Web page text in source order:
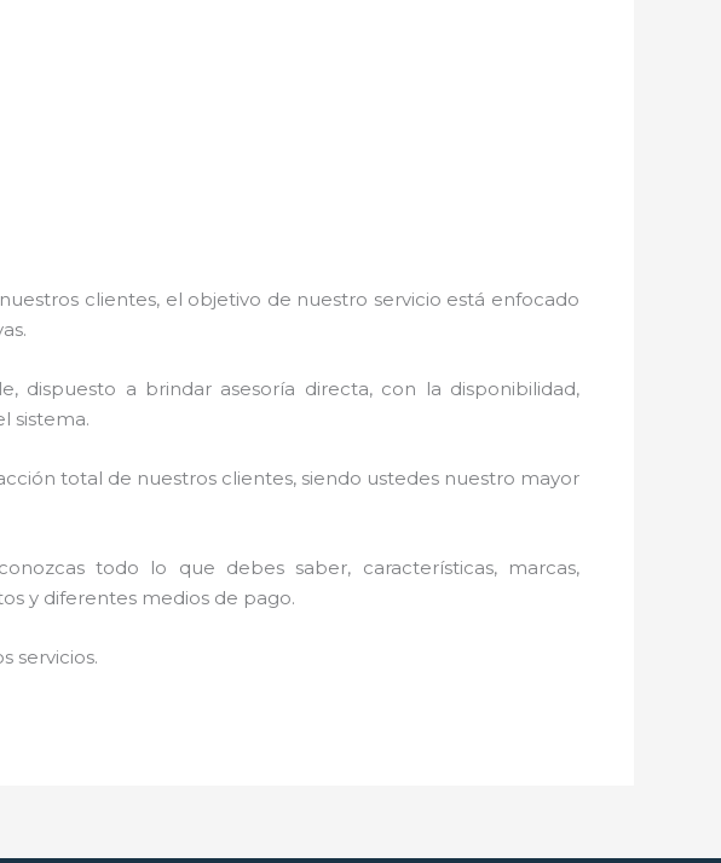
clientes, el objetivo de nuestro servicio está enfocado
dispuesto a brindar asesoría directa, con la disponibilidad,
sistema.
total de nuestros clientes, siendo ustedes nuestro mayor
todo lo que debes saber, características, marcas,
y diferentes medios de pago.
servicios.